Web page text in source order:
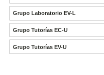
Grupo Laboratorio EV-L
Grupo Tutorías EC-U
Grupo Tutorías EV-U